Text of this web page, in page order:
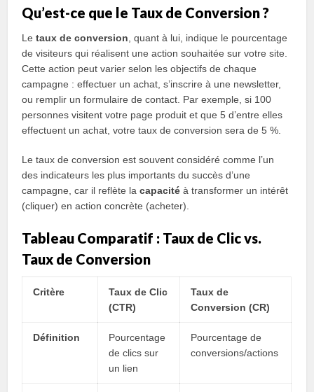
Qu’est-ce que le Taux de Conversion ?
Letaux de conversion , quant à lui, indique le pourcentage
de visiteurs qui réalisent une action souhaitée sur votre site.
Cette action peut varier selon les objectifs de chaque
campagne : effectuer un achat, s’inscrire à une newsletter,
ou remplir un formulaire de contact. Par exemple, si 100
personnes visitent votre page produit et que 5 d’entre elles
effectuent un achat, votre taux de conversion sera de 5 %.
Le taux de conversion est souvent considéré comme l’un
des indicateurs les plus importants du succès d’une
campagne, car il reflète lacapacité à transformer un intérêt
(cliquer) en action concrète (acheter).
Tableau Comparatif : Taux de Clic vs.
Taux de Conversion
Critère
Taux de Clic
(CTR)
Taux de
Conversion (CR)
Définition
Pourcentage
de clics sur
un lien
Pourcentage de
conversions/actions